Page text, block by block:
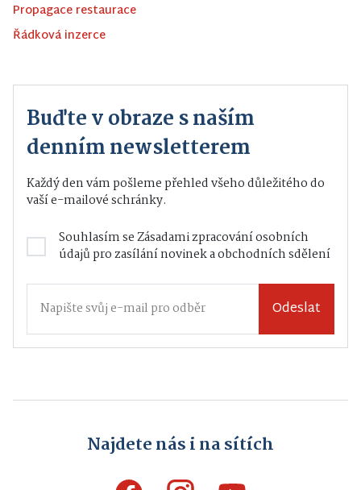
Propagace restaurace
Řádková inzerce
Buďte v obraze s naším
denním newsletterem
Každý den vám pošleme přehled všeho důležitého do
vaší e-mailové schránky.
Souhlasím seZásadami zpracování osobních
údajůpro zasílání novinek a obchodních sdělení
Odeslat
Najdete nás i na sítích